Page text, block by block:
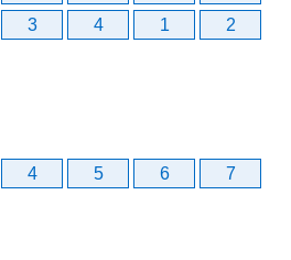
3 4 1 2
4 5 6 7